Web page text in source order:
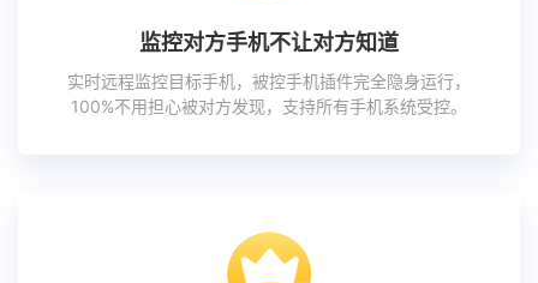
监控对方手机不让对方知道
实时远程监控目标手机，被控手机插件完全隐身运行，
100%不用担心被对方发现，支持所有手机系统受控。